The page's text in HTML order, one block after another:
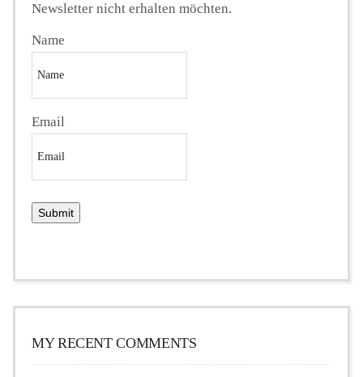
Newsletter nicht erhalten möchten.
Name
Email
MY RECENT COMMENTS